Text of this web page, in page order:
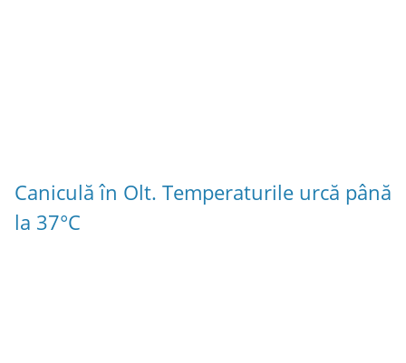
Caniculă în Olt. Temperaturile urcă până
la 37°C